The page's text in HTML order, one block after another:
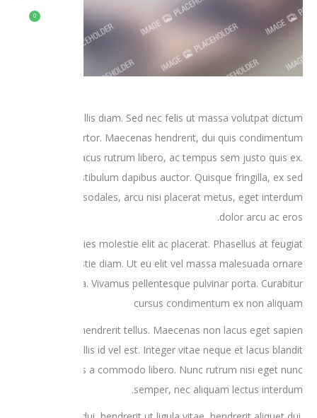
0
Nam eget mollis diam. Sed nec felis ut massa volutpat dictum
quis id tortor. Maecenas hendrerit, dui quis condimentum
eleifend, orci lacus rutrum libero, ac tempus sem justo quis ex.
Mauris vestibulum dapibus auctor. Quisque fringilla, ex sed
vestibulum sodales, arcu nisi placerat metus, eget interdum
dolor arcu ac eros.
Cras ultricies molestie elit ac placerat. Phasellus at feugiat
nunc, id molestie diam. Ut eu elit vel massa malesuada ornare
in id magna. Vivamus pellentesque pulvinar porta. Curabitur
cursus condimentum ex non aliquam
Vivamus non hendrerit tellus. Maecenas non lacus eget sapien
finibus mollis id vel est. Integer vitae neque et lacus blandit
venenatis a commodo libero. Nunc rutrum nisi eget nunc
semper, nec aliquam lectus interdum.